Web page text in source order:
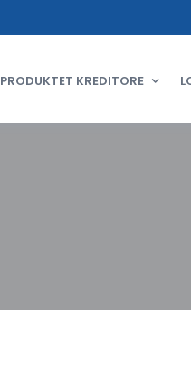
PRODUKTET KREDITORE